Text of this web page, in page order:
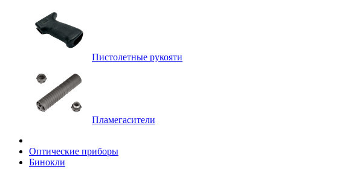
Пистолетные рукояти
Пламегасители
Оптические приборы
Бинокли